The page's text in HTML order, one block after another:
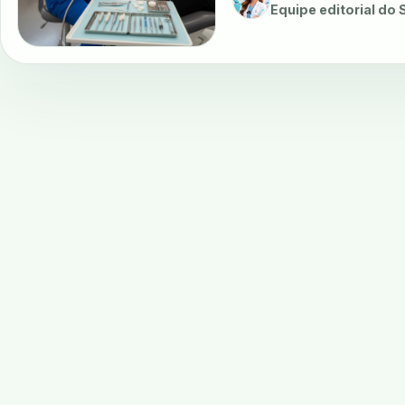
Equipe editorial do